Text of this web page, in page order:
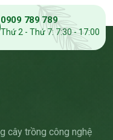
0909 789 789
Thứ 2 - Thứ 7: 7:30 - 17:00
cây trồng công nghệ